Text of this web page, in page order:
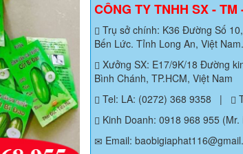
CÔNG TY TNHH SX -
Trụ sở chính: K36 Đường Số
Bến Lức. Tỉnh Long An, Việt Nam.
Xưởng SX: E17/9K/18 Đường
Bình Chánh, TP.HCM, Việt Nam
Tel: LA: (0272) 368 9358 |
Kinh Doanh: 0918 968 955 (Mr.
Email: